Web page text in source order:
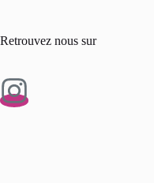
Retrouvez nous sur